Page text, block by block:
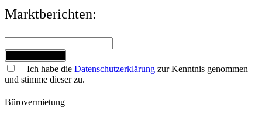
Marktberichten:
Ich habe die Datenschutzerklärung zur Kenntnis genommen
und stimme dieser zu.
Bürovermietung